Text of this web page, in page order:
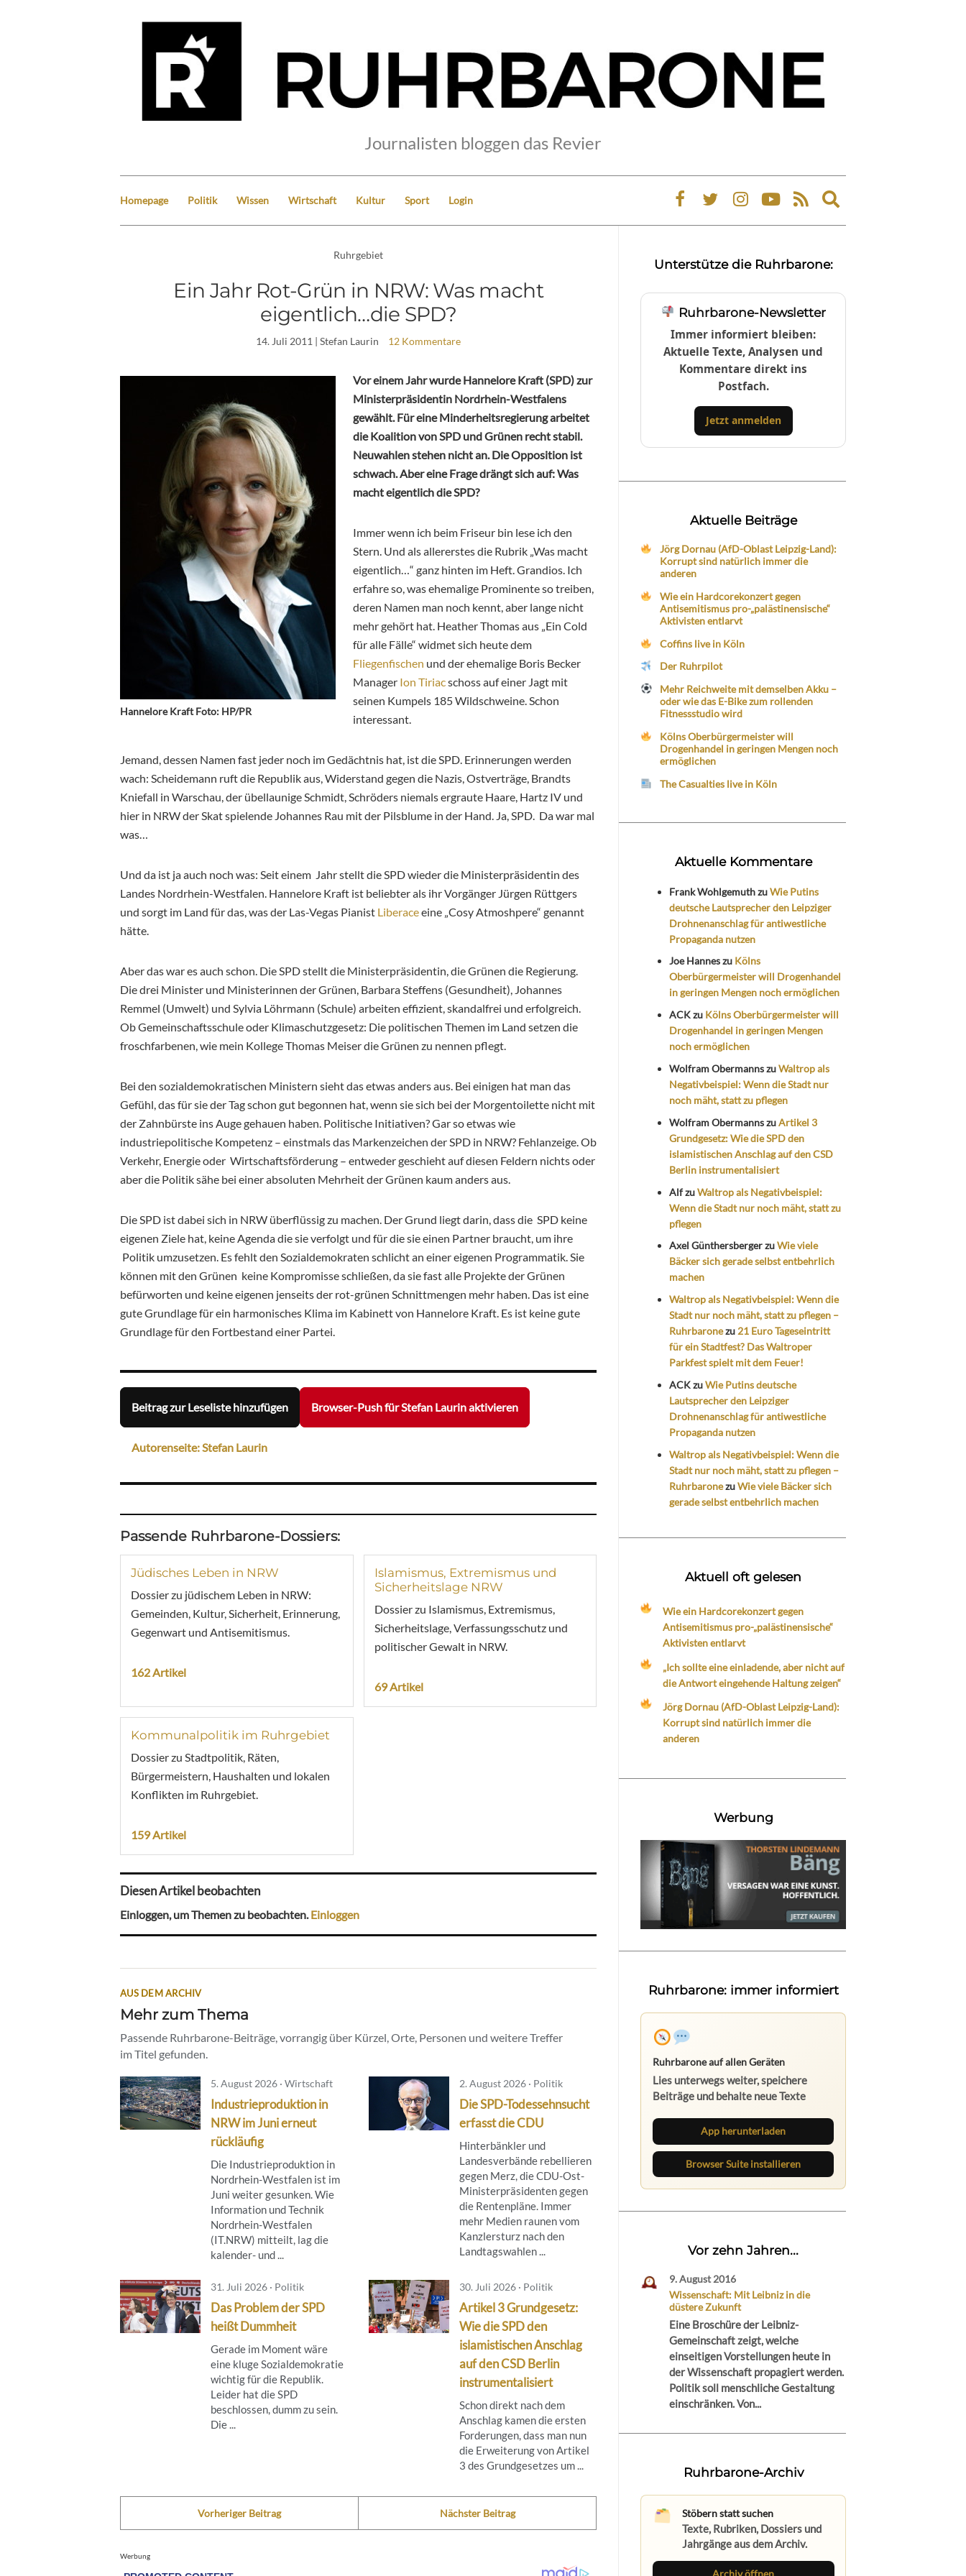
Journalisten bloggen das Revier
Homepage Politik Wissen Wirtschaft Kultur Sport Login
Expand
search
Ruhrgebiet
Ein Jahr Rot-Grün in NRW: Was macht
eigentlich…die SPD?
14. Juli 2011 | Stefan Laurin 12 Kommentare
Hannelore Kraft Foto: HP/PR
Vor einem Jahr wurde Hannelore Kraft (SPD) zur
Ministerpräsidentin Nordrhein-Westfalens
gewählt. Für eine Minderheitsregierung arbeitet
die Koalition von SPD und Grünen recht stabil.
Neuwahlen stehen nicht an. Die Opposition ist
schwach. Aber eine Frage drängt sich auf: Was
macht eigentlich die SPD?
Immer wenn ich beim Friseur bin lese ich den
Stern. Und als allererstes die Rubrik „Was macht
eigentlich…“ ganz hinten im Heft. Grandios. Ich
erfahre so, was ehemalige Prominente so treiben,
deren Namen man noch kennt, aber lange nicht
mehr gehört hat. Heather Thomas aus „Ein Cold
für alle Fälle“ widmet sich heute dem
Fliegenfischen und der ehemalige Boris Becker
Manager Ion Tiriacschoss auf einer Jagt mit
seinen Kumpels 185 Wildschweine. Schon
interessant.
Jemand, dessen Namen fast jeder noch im Gedächtnis hat, ist die SPD. Erinnerungen werden
wach: Scheidemann ruft die Republik aus, Widerstand gegen die Nazis, Ostverträge, Brandts
Kniefall in Warschau, der übellaunige Schmidt, Schröders niemals ergraute Haare, Hartz IV und
hier in NRW der Skat spielende Johannes Rau mit der Pilsblume in der Hand. Ja, SPD. Da war mal
was…
Und da ist ja auch noch was: Seit einem Jahr stellt die SPD wieder die Ministerpräsidentin des
Landes Nordrhein-Westfalen. Hannelore Kraft ist beliebter als ihr Vorgänger Jürgen Rüttgers
und sorgt im Land für das, was der Las-Vegas Pianist Liberaceeine „Cosy Atmoshpere“ genannt
hätte.
Aber das war es auch schon. Die SPD stellt die Ministerpräsidentin, die Grünen die Regierung.
Die drei Minister und Ministerinnen der Grünen, Barbara Steffens (Gesundheit), Johannes
Remmel (Umwelt) und Sylvia Löhrmann (Schule) arbeiten effizient, skandalfrei und erfolgreich.
Ob Gemeinschaftsschule oder Klimaschutzgesetz: Die politischen Themen im Land setzen die
froschfarbenen, wie mein Kollege Thomas Meiser die Grünen zu nennen pflegt.
Bei den sozialdemokratischen Ministern sieht das etwas anders aus. Bei einigen hat man das
Gefühl, das für sie der Tag schon gut begonnen hat, wenn sie sich bei der Morgentoilette nicht mit
der Zahnbürste ins Auge gehauen haben. Politische Initiativen? Gar so etwas wie
industriepolitische Kompetenz – einstmals das Markenzeichen der SPD in NRW? Fehlanzeige. Ob
Verkehr, Energie oder Wirtschaftsförderung – entweder geschieht auf diesen Feldern nichts oder
aber die Politik sähe bei einer absoluten Mehrheit der Grünen kaum anders aus.
Die SPD ist dabei sich in NRW überflüssig zu machen. Der Grund liegt darin, dass die SPD keine
eigenen Ziele hat, keine Agenda die sie verfolgt und für die sie einen Partner braucht, um ihre
Politik umzusetzen. Es fehlt den Sozialdemokraten schlicht an einer eigenen Programmatik. Sie
können mit den Grünen keine Kompromisse schließen, da sie fast alle Projekte der Grünen
befürworten und keine eigenen jenseits der rot-grünen Schnittmengen mehr haben. Das ist eine
gute Grundlage für ein harmonisches Klima im Kabinett von Hannelore Kraft. Es ist keine gute
Grundlage für den Fortbestand einer Partei.
Beitrag zur Leseliste hinzufügen Browser-Push für Stefan Laurin aktivieren
Autorenseite: Stefan Laurin
Passende Ruhrbarone-Dossiers:
Jüdisches Leben in NRW
Dossier zu jüdischem Leben in NRW:
Gemeinden, Kultur, Sicherheit, Erinnerung,
Gegenwart und Antisemitismus.
162 Artikel
Islamismus, Extremismus und
Sicherheitslage NRW
Dossier zu Islamismus, Extremismus,
Sicherheitslage, Verfassungsschutz und
politischer Gewalt in NRW.
69 Artikel
Kommunalpolitik im Ruhrgebiet
Dossier zu Stadtpolitik, Räten,
Bürgermeistern, Haushalten und lokalen
Konflikten im Ruhrgebiet.
159 Artikel
Diesen Artikel beobachten
Einloggen, um Themen zu beobachten.Einloggen
AUS DEM ARCHIV
Mehr zum Thema
Passende Ruhrbarone-Beiträge, vorrangig über Kürzel, Orte, Personen und weitere Treffer
im Titel gefunden.
5. August 2026 · Wirtschaft
Industrieproduktion in
NRW im Juni erneut
rückläufig
Die Industrieproduktion in
Nordrhein-Westfalen ist im
Juni weiter gesunken. Wie
Information und Technik
Nordrhein-Westfalen
(IT.NRW) mitteilt, lag die
kalender- und ...
2. August 2026 · Politik
Die SPD-Todessehnsucht
erfasst die CDU
Hinterbänkler und
Landesverbände rebellieren
gegen Merz, die CDU-Ost-
Ministerpräsidenten gegen
die Rentenpläne. Immer
mehr Medien raunen vom
Kanzlersturz nach den
Landtagswahlen ...
31. Juli 2026 · Politik
Das Problem der SPD
heißt Dummheit
Gerade im Moment wäre
eine kluge Sozialdemokratie
wichtig für die Republik.
Leider hat die SPD
beschlossen, dumm zu sein.
Die ...
30. Juli 2026 · Politik
Artikel 3 Grundgesetz:
Wie die SPD den
islamistischen Anschlag
auf den CSD Berlin
instrumentalisiert
Schon direkt nach dem
Anschlag kamen die ersten
Forderungen, dass man nun
die Erweiterung von Artikel
3 des Grundgesetzes um ...
Vorheriger Beitrag Nächster Beitrag
Werbung
Unterstütze die Ruhrbarone:
Ruhrbarone-Newsletter
Immer informiert bleiben:
Aktuelle Texte, Analysen und
Kommentare direkt ins
Postfach.
Jetzt anmelden
Aktuelle Beiträge
Jörg Dornau (AfD-Oblast Leipzig-Land):
Korrupt sind natürlich immer die
anderen
Wie ein Hardcorekonzert gegen
Antisemitismus pro-„palästinensische“
Aktivisten entlarvt
Coffins live in Köln
Der Ruhrpilot
Mehr Reichweite mit demselben Akku –
oder wie das E-Bike zum rollenden
Fitnessstudio wird
Kölns Oberbürgermeister will
Drogenhandel in geringen Mengen noch
ermöglichen
The Casualties live in Köln
Aktuelle Kommentare
Frank WohlgemuthzuWie Putins
deutsche Lautsprecher den Leipziger
Drohnenanschlag für antiwestliche
Propaganda nutzen
Joe Hanneszu Kölns
Oberbürgermeister will Drogenhandel
in geringen Mengen noch ermöglichen
ACKzu Kölns Oberbürgermeister will
Drogenhandel in geringen Mengen
noch ermöglichen
Wolfram ObermannszuWaltrop als
Negativbeispiel: Wenn die Stadt nur
noch mäht, statt zu pflegen
Wolfram ObermannszuArtikel 3
Grundgesetz: Wie die SPD den
islamistischen Anschlag auf den CSD
Berlin instrumentalisiert
AlfzuWaltrop als Negativbeispiel:
Wenn die Stadt nur noch mäht, statt zu
pflegen
Axel GünthersbergerzuWie viele
Bäcker sich gerade selbst entbehrlich
machen
Waltrop als Negativbeispiel: Wenn die
Stadt nur noch mäht, statt zu pflegen –
Ruhrbaronezu 21 Euro Tageseintritt
für ein Stadtfest? Das Waltroper
Parkfest spielt mit dem Feuer!
ACKzuWie Putins deutsche
Lautsprecher den Leipziger
Drohnenanschlag für antiwestliche
Propaganda nutzen
Waltrop als Negativbeispiel: Wenn die
Stadt nur noch mäht, statt zu pflegen –
RuhrbaronezuWie viele Bäcker sich
gerade selbst entbehrlich machen
Aktuell oft gelesen
Wie ein Hardcorekonzert gegen
Antisemitismus pro-„palästinensische“
Aktivisten entlarvt
„Ich sollte eine einladende, aber nicht auf
die Antwort eingehende Haltung zeigen“
Jörg Dornau (AfD-Oblast Leipzig-Land):
Korrupt sind natürlich immer die
anderen
Werbung
Ruhrbarone: immer informiert
Ruhrbarone auf allen Geräten
Lies unterwegs weiter, speichere
Beiträge und behalte neue Texte
App herunterladen
Browser Suite installieren
Vor zehn Jahren...
9. August 2016
Wissenschaft: Mit Leibniz in die
düstere Zukunft
Eine Broschüre der Leibniz-
Gemeinschaft zeigt, welche
einseitigen Vorstellungen heute in
der Wissenschaft propagiert werden.
Politik soll menschliche Gestaltung
einschränken. Von...
Ruhrbarone-Archiv
Stöbern statt suchen
Texte, Rubriken, Dossiers und
Jahrgänge aus dem Archiv.
Archiv öffnen